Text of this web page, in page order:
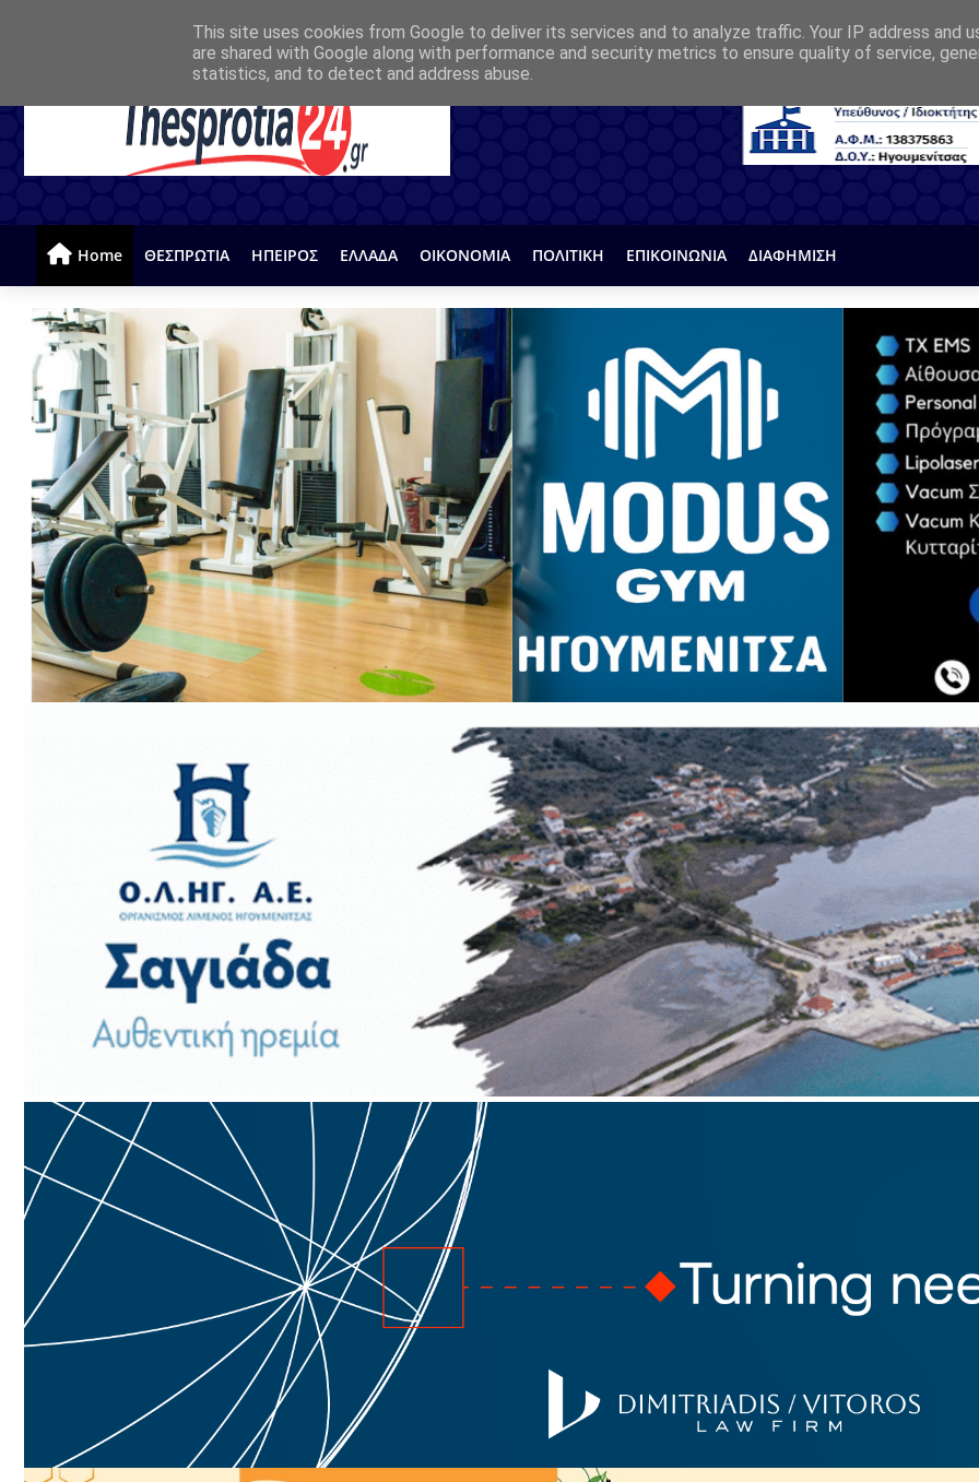
Home ΘΕΣΠΡΩΤΙΑ ΗΠΕΙΡΟΣ ΕΛΛΑΔΑ ΟΙΚΟΝΟΜΙΑ ΠΟΛΙΤΙΚΗ ΕΠΙΚΟΙΝΩΝΙΑ ΔΙΑΦΗΜΙΣΗ
This site uses cookies from Google to deliver its services and to analyze traffic. Your IP address and
are shared with Google along with performance and security metrics to ensure quality of service,
statistics, and to detect and address abuse.